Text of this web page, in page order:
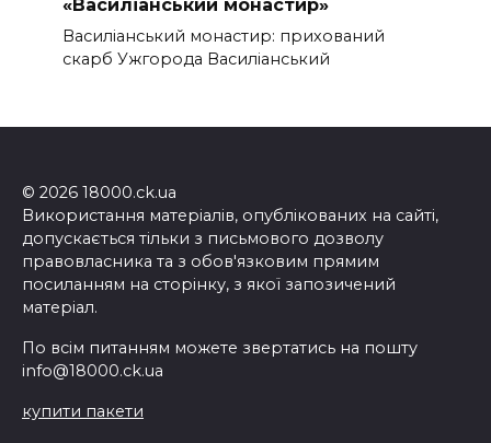
«Василіанський монастир»
Василіанський монастир: прихований
скарб Ужгорода Василіанський
© 2026 18000.ck.ua
Використання матеріалів, опублікованих на сайті,
допускається тільки з письмового дозволу
правовласника та з обов'язковим прямим
посиланням на сторінку, з якої запозичений
матеріал.
По всім питанням можете звертатись на пошту
info@18000.ck.ua
купити пакети